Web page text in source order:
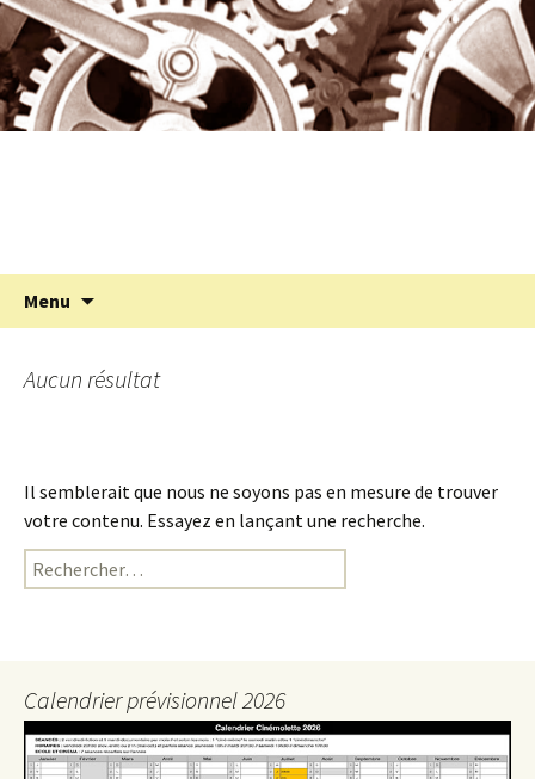
Aller
au
contenu
Cinémolette
Programmation cinéma à St Julien Molin
Molette
Menu
Aucun résultat
Il semblerait que nous ne soyons pas en mesure de trouver
votre contenu. Essayez en lançant une recherche.
Rechercher :
Calendrier prévisionnel 2026